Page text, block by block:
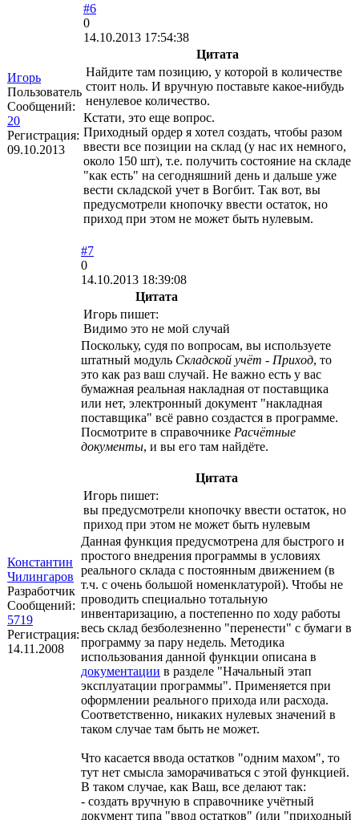
Игорь
Пользователь
Сообщений:
20
Регистрация:
09.10.2013
#6
0
14.10.2013 17:54:38
Цитата
Найдите там позицию, у которой в количестве
стоит ноль. И вручную поставьте какое-нибудь
ненулевое количество.
Кстати, это еще вопрос.
Приходный ордер я хотел создать, чтобы разом
ввести все позиции на склад (у нас их немного,
около 150 шт), т.е. получить состояние на складе
"как есть" на сегодняшний день и дальше уже
вести складской учет в Вогбит. Так вот, вы
предусмотрели кнопочку ввести остаток, но
приход при этом не может быть нулевым.
Константин
Чилингаров
Разработчик
Сообщений:
5719
Регистрация:
14.11.2008
#7
0
14.10.2013 18:39:08
Цитата
Игорь пишет:
Видимо это не мой случай
Поскольку, судя по вопросам, вы используете
штатный модуль Складской учёт - Приход, то
это как раз ваш случай. Не важно есть у вас
бумажная реальная накладная от поставщика
или нет, электронный документ "накладная
поставщика" всё равно создастся в программе.
Посмотрите в справочнике Расчётные
документы, и вы его там найдёте.
Цитата
Игорь пишет:
вы предусмотрели кнопочку ввести остаток, но
приход при этом не может быть нулевым
Данная функция предусмотрена для быстрого и
простого внедрения программы в условиях
реального склада с постоянным движением (в
т.ч. с очень большой номенклатурой). Чтобы не
проводить специально тотальную
инвентаризацию, а постепенно по ходу работы
весь склад безболезненно "перенести" с бумаги в
программу за пару недель. Методика
использования данной функции описана в
документации в разделе "Начальный этап
эксплуатации программы". Применяется при
оформлении реального прихода или расхода.
Соответственно, никаких нулевых значений в
таком случае там быть не может.
Что касается ввода остатков "одним махом", то
тут нет смысла заморачиваться с этой функцией.
В таком случае, как Ваш, все делают так:
- создать вручную в справочнике учётный
документ типа "ввод остатков" (или "приходный